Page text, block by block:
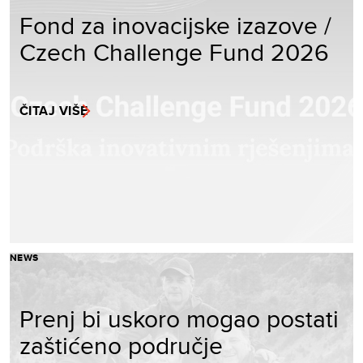
Fond za inovacijske izazove /
Czech Challenge Fund 2026
ČITAJ VIŠE
NEWS
Prenj bi uskoro mogao postati
zaštićeno područje